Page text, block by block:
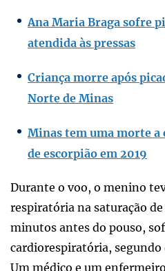
Ana Maria Braga sofre
atendida às pressas
Criança morre após
Norte de Minas
Minas tem uma morte a
de escorpião em 2019
Durante o voo, o menino
respiratória na saturação
minutos antes do pouso,
cardiorespiratória, segundo
Um médico e um